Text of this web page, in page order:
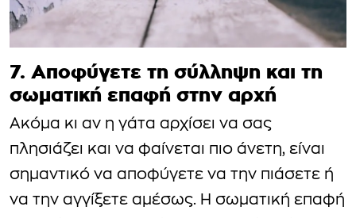
7. Αποφύγετε τη σύλληψη και τη
σωματική επαφή στην αρχή
Ακόμα κι αν η γάτα αρχίσει να σας
πλησιάζει και να φαίνεται πιο άνετη, είναι
σημαντικό να αποφύγετε να την πιάσετε ή
να την αγγίξετε αμέσως. Η σωματική επαφή